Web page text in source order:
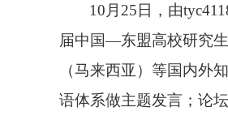
10月25日，由
届中国—东盟高校研究
（马来西亚）等国内外
语体系做主题发言；论